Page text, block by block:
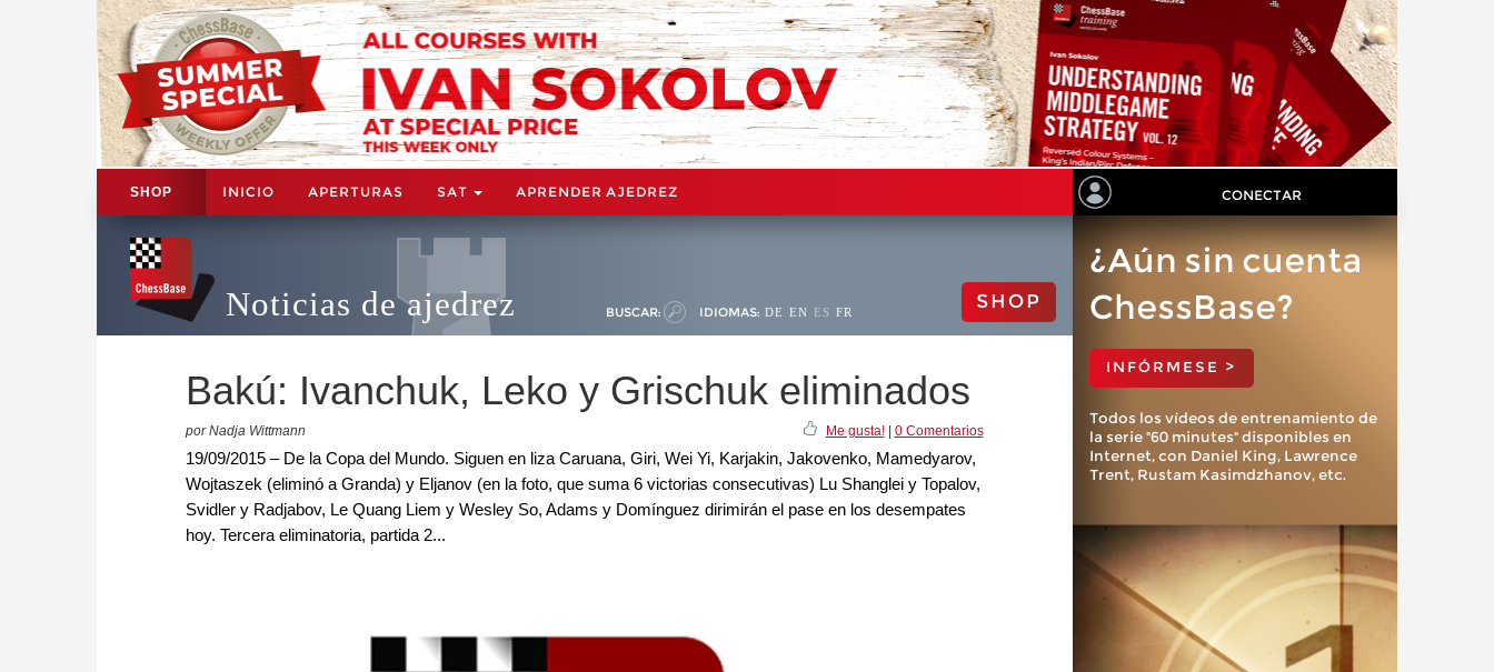
SHOP INICIO APERTURAS SAT APRENDER AJEDREZ CONECTAR
Noticias de ajedrez BUSCAR: IDIOMAS: DE EN ES FR SHOP
Bakú: Ivanchuk, Leko y Grischuk eliminados
por Nadja Wittmann Me gusta!| 0 Comentarios
19/09/2015 – De la Copa del Mundo. Siguen en liza Caruana, Giri, Wei Yi, Karjakin, Jakovenko, Mamedyarov,
Wojtaszek (eliminó a Granda) y Eljanov (en la foto, que suma 6 victorias consecutivas) Lu Shanglei y Topalov,
Svidler y Radjabov, Le Quang Liem y Wesley So, Adams y Domínguez dirimirán el pase en los desempates
hoy. Tercera eliminatoria, partida 2...
¿Aún sin cuenta
ChessBase?
INFÓRMESE >
Todos los vídeos de entrenamiento de
la serie "60 minutes" disponibles en
Internet, con Daniel King, Lawrence
Trent, Rustam Kasimdzhanov, etc.